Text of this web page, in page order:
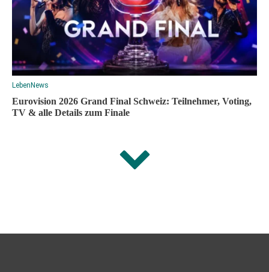
Leben News
Eurovision 2026 Grand Final Schweiz: Teilnehmer, Voting,
TV & alle Details zum Finale